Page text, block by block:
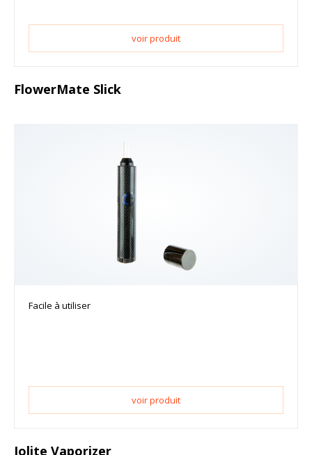
voir produit
FlowerMate Slick
Facile à utiliser
voir produit
Iolite Vaporizer